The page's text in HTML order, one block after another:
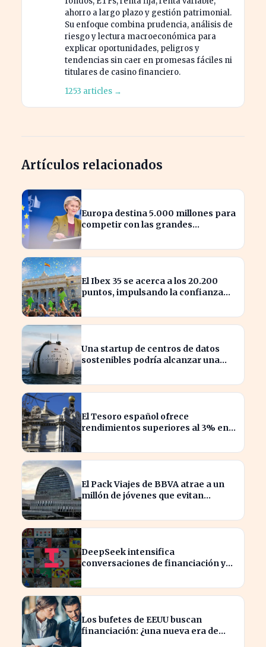
ahorro a largo plazo y gestión patrimonial.
Su enfoque combina prudencia, análisis de
riesgo y lectura macroeconómica para
explicar oportunidades, peligros y
tendencias sin caer en promesas fáciles ni
titulares de casino financiero.
1253 articles →
Artículos relacionados
Europa destina 5.000 millones para
competir con las grandes
El Ibex 35 se acerca a los 20.200
puntos, impulsando la confianza
Una startup de centros de datos
sostenibles podría alcanzar una
El Tesoro español ofrece
rendimientos superiores al 3% en
El Pack Viajes de BBVA atrae a un
millón de jóvenes que evitan
DeepSeek intensifica
conversaciones de financiación y
modelos
Los bufetes de EEUU buscan
financiación: ¿una nueva era de